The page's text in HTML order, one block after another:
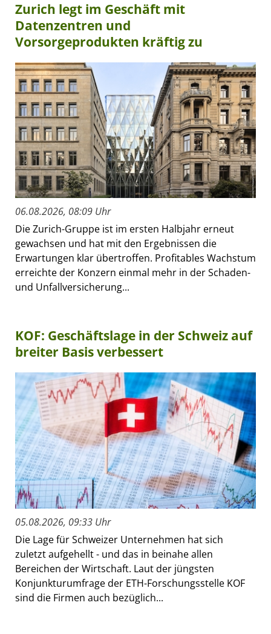
Zurich legt im Geschäft mit
Datenzentren und
Vorsorgeprodukten kräftig zu
06.08.2026, 08:09 Uhr
Die Zurich-Gruppe ist im ersten Halbjahr erneut
gewachsen und hat mit den Ergebnissen die
Erwartungen klar übertroffen. Profitables Wachstum
erreichte der Konzern einmal mehr in der Schaden-
und Unfallversicherung...
KOF: Geschäftslage in der Schweiz auf
breiter Basis verbessert
05.08.2026, 09:33 Uhr
Die Lage für Schweizer Unternehmen hat sich
zuletzt aufgehellt - und das in beinahe allen
Bereichen der Wirtschaft. Laut der jüngsten
Konjunkturumfrage der ETH-Forschungsstelle KOF
sind die Firmen auch bezüglich...